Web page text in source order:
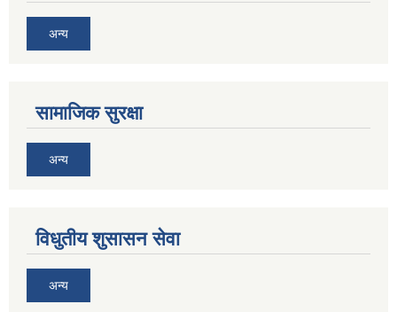
अन्य
सामाजिक सुरक्षा
अन्य
विधुतीय शुसासन सेवा
अन्य